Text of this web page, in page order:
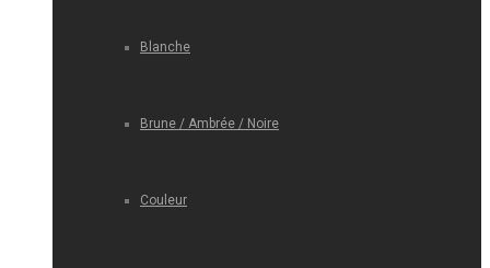
Blanche
Brune / Ambrée / Noire
Couleur